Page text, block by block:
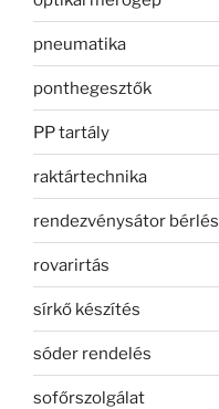
pneumatika
ponthegesztők
PP tartály
raktártechnika
rendezvénysátor bérlés
rovarirtás
sírkő készítés
sóder rendelés
sofőrszolgálat